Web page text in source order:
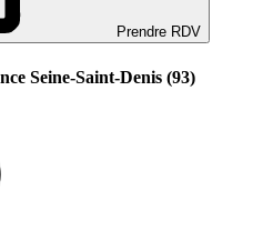
Prendre RDV
Seine-Saint-Denis (93)